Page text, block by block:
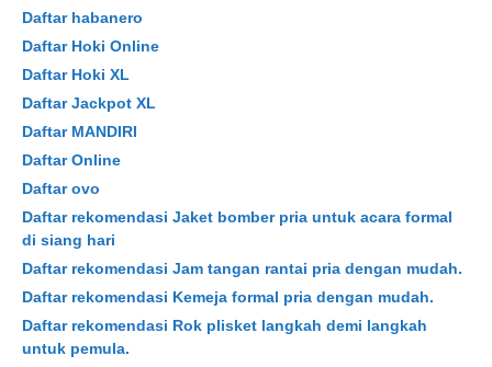
Daftar habanero
Daftar Hoki Online
Daftar Hoki XL
Daftar Jackpot XL
Daftar MANDIRI
Daftar Online
Daftar ovo
Daftar rekomendasi Jaket bomber pria untuk acara formal
di siang hari
Daftar rekomendasi Jam tangan rantai pria dengan mudah.
Daftar rekomendasi Kemeja formal pria dengan mudah.
Daftar rekomendasi Rok plisket langkah demi langkah
untuk pemula.